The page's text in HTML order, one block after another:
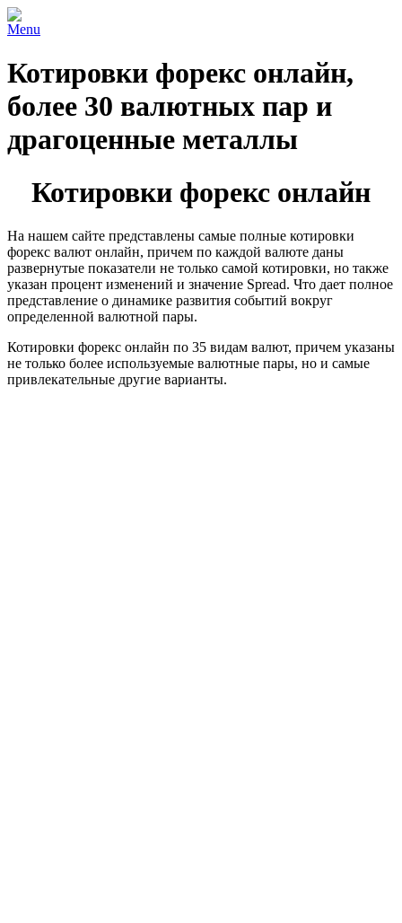
Menu
Котировки форекс онлайн,
более 30 валютных пар и
драгоценные металлы
Котировки форекс онлайн
На нашем сайте представлены самые полные котировки
форекс валют онлайн, причем по каждой валюте даны
развернутые показатели не только самой котировки, но также
указан процент изменений и значение Spread. Что дает полное
представление о динамике развития событий вокруг
определенной валютной пары.
Котировки форекс онлайн по 35 видам валют, причем указаны
не только более используемые валютные пары, но и самые
привлекательные другие варианты.